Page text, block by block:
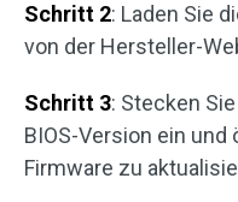
Schritt 2: Laden Sie
von der Hersteller-
Schritt 3: Stecken
BIOS-Version ein und
Firmware zu